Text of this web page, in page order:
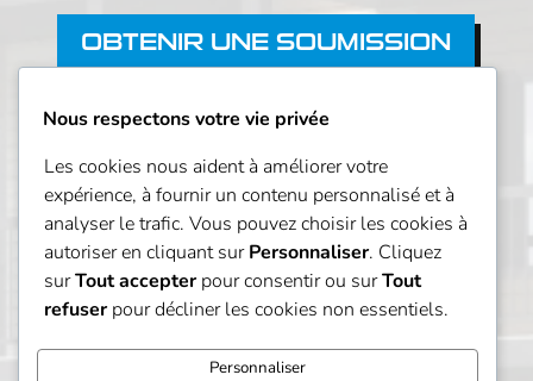
OBTENIR UNE SOUMISSION
Nous respectons votre vie privée
Les cookies nous aident à améliorer votre
expérience, à fournir un contenu personnalisé et à
analyser le trafic. Vous pouvez choisir les cookies à
autoriser en cliquant surPersonnaliser. Cliquez
surTout accepterpour consentir ou surTout
refuserpour décliner les cookies non essentiels.
Personnaliser